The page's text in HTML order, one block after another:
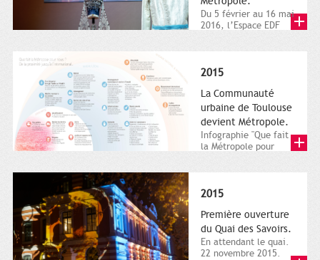
Du 5 février au 16 mai
2016, l’Espace EDF
2015
La Communauté
urbaine de Toulouse
devient Métropole.
Infographie "Que fait
la Métropole pour
2015
Première ouverture
du Quai des Savoirs.
En attendant le quai.
22 novembre 2015.